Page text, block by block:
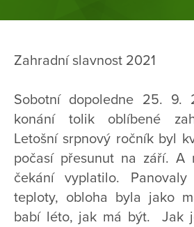
Zahradní slavnost 2021
Sobotní dopoledne 25. 9.
konání tolik oblíbené
Letošní srpnový ročník byl
počasí přesunut na září. A
čekání vyplatilo.
teploty, obloha byla jako
babí léto, jak má být. Jak